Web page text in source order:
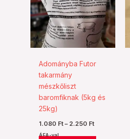
Adományba Futor
takarmány
mészkőliszt
baromfiknak (5kg és
25kg)
1.080 Ft – 2.250 Ft
ÁFA-val
több
variációja
van.
A
változatok